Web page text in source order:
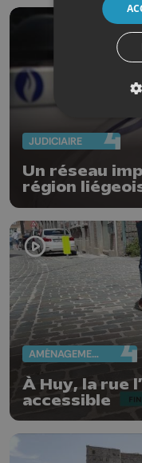
JUDICIAIRE
Un réseau
région
AMÉNAGEMENT DU TERRITOIRE
À Huy, la rue
accessible